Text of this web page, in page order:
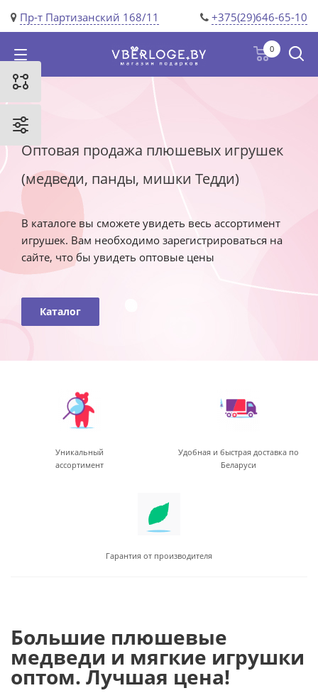
Пр-т Партизанский 168/11 +375(29)646-65-10
0
Оптовая продажа плюшевых игрушек
(медведи, панды, мишки Тедди)
В каталоге вы сможете увидеть весь ассортимент
игрушек. Вам необходимо зарегистрироваться на
сайте, что бы увидеть оптовые цены
Каталог
Уникальный
ассортимент
Удобная и быстрая доставка по
Беларуси
Гарантия от производителя
Большие плюшевые
медведи и мягкие игрушки
оптом. Лучшая цена!